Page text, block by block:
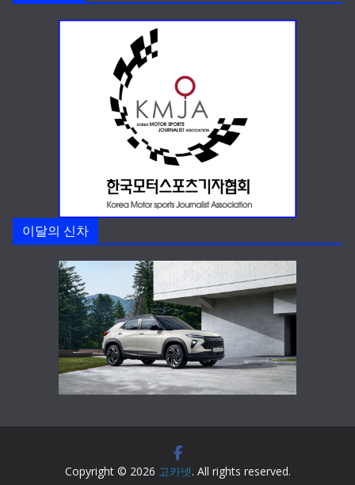
이달의 신차
Copyright © 2026 고카넷. All rights reserved.